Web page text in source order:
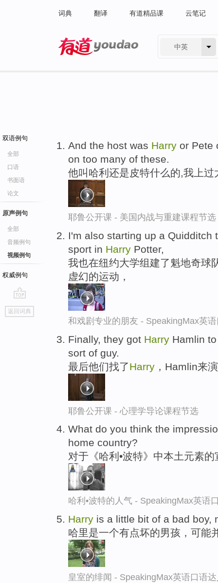
词典 翻译 有道精品课 云笔记
中英
双语例句
全部
口语
书面语
论文
原声例句
全部
音频例句
视频例句
权威例句
go
top
返回词典
And the host was Harry or Pete
on too many of these.
他叫哈利还是皮特什么的,我上过
耶鲁公开课 - 美国内战与重建课程节选
I'm also starting up a Quidditch
sport in Harry Potter,
我也在纽约大学组建了魁地奇球
虚幻的运动，
和戏剧专业的朋友 - SpeakingMax英
Finally, they got Harry Hamlin
sort of guy.
最后他们找了Harry ，Hamlin来
耶鲁公开课 - 心理学导论课程节选
What do you think the
home country?
对于《哈利•波特》中本土元素
哈利•波特的人气 - SpeakingMax英语
Harry is a little bit of a bad boy,
哈里是一个有点坏的男孩，可能
皇室的绯闻 - SpeakingMax英语口语